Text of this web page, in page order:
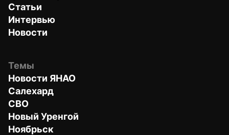
Статьи
Интервью
Новости
Темы
Новости ЯНАО
Салехард
СВО
Новый Уренгой
Ноябрьск